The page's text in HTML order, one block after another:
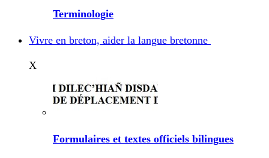
Terminologie
Vivre en breton, aider la langue bretonne
X
Formulaires et textes officiels bilingues